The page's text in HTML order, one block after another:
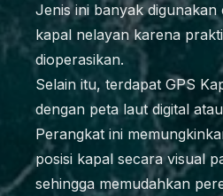
Jenis ini banyak
kapal nelayan karena
dioperasikan.
Selain itu, terdapat GPS
dengan peta laut digital
Perangkat ini
posisi kapal secara visual
sehingga memudahkan